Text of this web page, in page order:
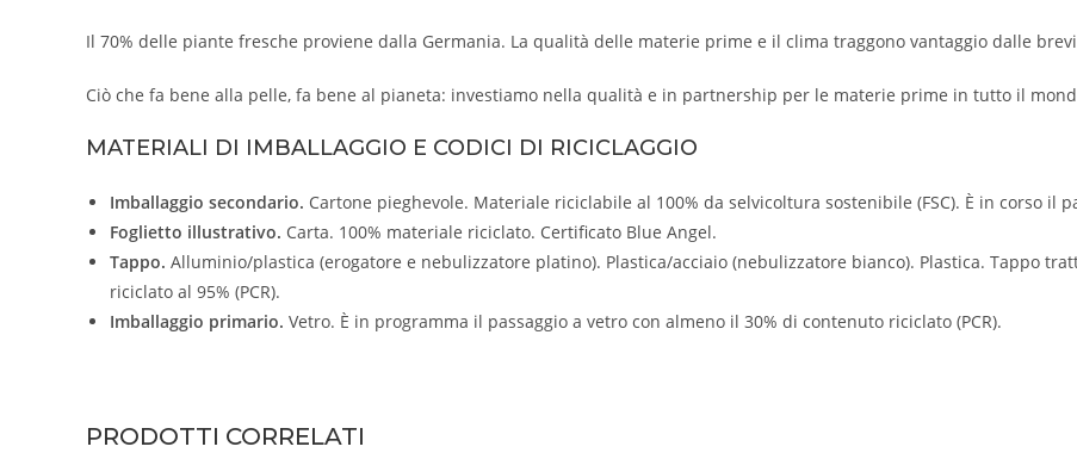
Il 70% delle piante fresche proviene dalla Germania. La qualità delle materie prime e il clima traggono vantaggio dalle
Ciò che fa bene alla pelle, fa bene al pianeta: investiamo nella qualità e in partnership per le materie prime in tutto il
MATERIALI DI IMBALLAGGIO E CODICI DI RICICLAGGIO
Imballaggio secondario. Cartone pieghevole. Materiale riciclabile al 100% da selvicoltura sostenibile (FSC). È in corso il
Foglietto illustrativo. Carta. 100% materiale riciclato. Certificato Blue Angel.
Tappo. Alluminio/plastica (erogatore e nebulizzatore platino). Plastica/acciaio (nebulizzatore bianco). Plastica. Tappo
riciclato al 95% (PCR).
Imballaggio primario. Vetro. È in programma il passaggio a vetro con almeno il 30% di contenuto riciclato (PCR).
PRODOTTI CORRELATI